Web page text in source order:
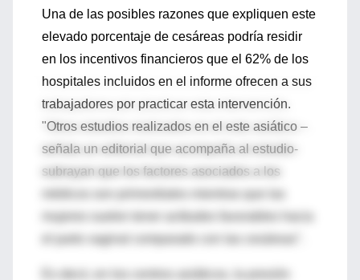
Una de las posibles razones que expliquen este
elevado porcentaje de cesáreas podría residir
en los incentivos financieros que el 62% de los
hospitales incluidos en el informe ofrecen a sus
trabajadores por practicar esta intervención.
"Otros estudios realizados en el este asiático –
señala un editorial que acompaña al estudio-
subrayan que los factores asociados a los
el parto vaginal comparado con las cesáreas".